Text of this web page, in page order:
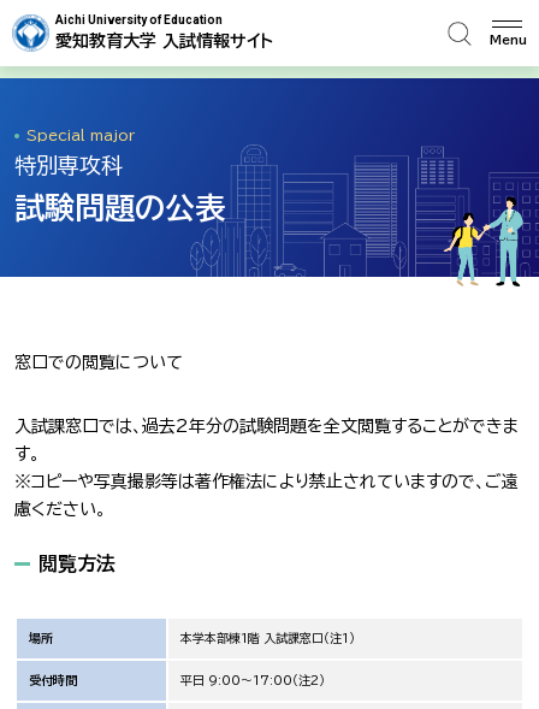
Aichi University of Education
愛知教育大学 入試情報サイト Menu
Special major
特別専攻科
試験問題の公表
窓口での閲覧について
入試課窓口では、過去2年分の試験問題を全文閲覧することができま
す。
※コピーや写真撮影等は著作権法により禁止されていますので、ご遠
慮ください。
閲覧方法
場所 本学本部棟1階 入試課窓口（注1）
受付時間 平日 9:00～17:00（注2）